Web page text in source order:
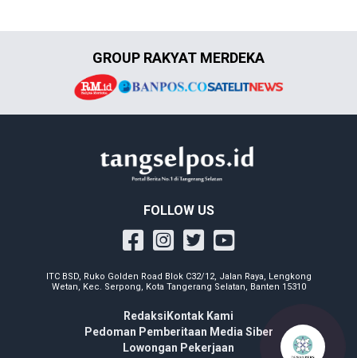
GROUP RAKYAT MERDEKA
FOLLOW US
ITC BSD, Ruko Golden Road Blok C32/12, Jalan Raya, Lengkong
Wetan, Kec. Serpong, Kota Tangerang Selatan, Banten 15310
Redaksi Kontak Kami
Pedoman Pemberitaan Media Siber
Lowongan Pekerjaan